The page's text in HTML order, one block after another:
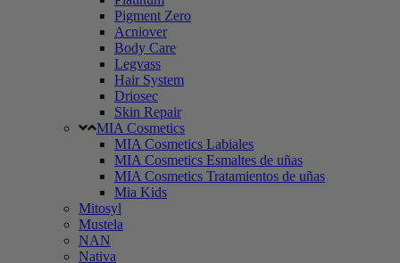
Pigment Zero
Acniover
Body Care
Legvass
Hair System
Driosec
Skin Repair
MIA Cosmetics
MIA Cosmetics Labiales
MIA Cosmetics Esmaltes de uñas
MIA Cosmetics Tratamientos de uñas
Mia Kids
Mitosyl
Mustela
NAN
Nativa